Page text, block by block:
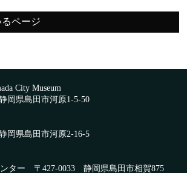
ページ
City Museum
岡県島田市河原1-5-50
岡県島田市河原2-16-5
ンター 〒427-0033 静岡県島田市相賀875